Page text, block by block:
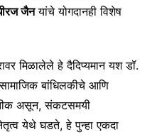
जैनयांचे योगदानही विशेष
मिळालेले हे दैदिप्यमान यश डॉ.
सामाजिक बांधिलकीचे आणि
असून, संकटसमयी
येथे घडते, हे पुन्हा एकदा